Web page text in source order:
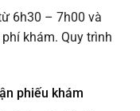
6h30 – 7h00 và
khám. Quy trình
phiếu khám